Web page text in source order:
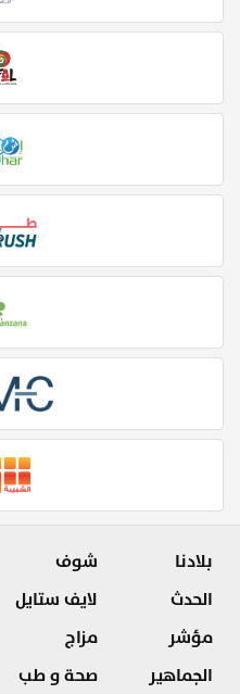
بلادنا
الحدث
مؤشر
الجماهير
شوف
لايف ستايل
مزاج
صحة و طب